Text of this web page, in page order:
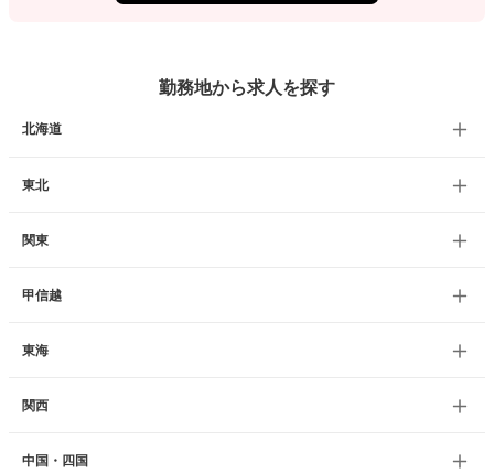
勤務地から求人を探す
北海道
東北
関東
甲信越
東海
関西
中国・四国